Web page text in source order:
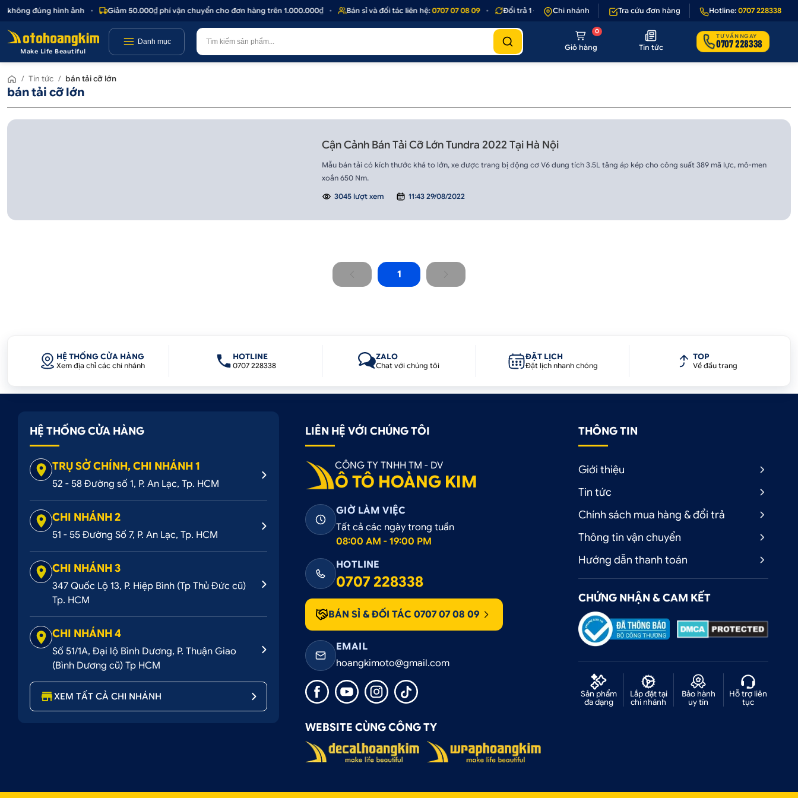
không đúng hình ảnh Giảm 50.000₫ phí vận chuyển cho đơn hàng trên 1.000.000₫ Bán sỉ và đối tác liên hệ:0707 07 08 09 Đổi trả 1 - 1 nếu sản phẩm lỗi hoặc không đúng hình ảnh • Giảm 50.000₫ phí
Chi nhánh Tra cứu đơn hàng Hotline: 0707 228338
Make Life Beautiful
Danh mục
Giỏ hàng
0
Tin tức
TƯ VẤN NGAY
0707 228338
/ Tin tức / bán tải cỡ lớn
bán tải cỡ lớn
Cận Cảnh Bán Tải Cỡ Lớn Tundra 2022 Tại Hà Nội
Mẫu bán tải có kích thước khá to lớn, xe được trang bị động cơ V6 dung tích 3.5L tăng áp kép cho công suất 389 mã lực, mô-men
xoắn 650 Nm.
3045 lượt xem 11:43 29/08/2022
1
HỆ THỐNG CỬA HÀNG
Xem địa chỉ các chi nhánh
HOTLINE
0707 228338
ZALO
Chat với chúng tôi
ĐẶT LỊCH
Đặt lịch nhanh chóng
TOP
Về đầu trang
HỆ THỐNG CỬA HÀNG
TRỤ SỞ CHÍNH, CHI NHÁNH 1
52 - 58 Đường số 1, P. An Lạc, Tp. HCM
CHI NHÁNH 2
51 - 55 Đường Số 7, P. An Lạc, Tp. HCM
CHI NHÁNH 3
347 Quốc Lộ 13, P. Hiệp Bình (Tp Thủ Đức cũ)
Tp. HCM
CHI NHÁNH 4
Số 51/1A, Đại lộ Bình Dương, P. Thuận Giao
(Bình Dương cũ) Tp HCM
XEM TẤT CẢ CHI NHÁNH
LIÊN HỆ VỚI CHÚNG TÔI
CÔNG TY TNHH TM - DV
Ô TÔ HOÀNG KIM
GIỜ LÀM VIỆC
Tất cả các ngày trong tuần
08:00 AM - 19:00 PM
HOTLINE
0707 228338
BÁN SỈ & ĐỐI TÁC 0707 07 08 09
EMAIL
hoangkimoto@gmail.com
WEBSITE CÙNG CÔNG TY
THÔNG TIN
Giới thiệu
Tin tức
Chính sách mua hàng & đổi trả
Thông tin vận chuyển
Hướng dẫn thanh toán
CHỨNG NHẬN & CAM KẾT
Sản phẩm
đa dạng
Lắp đặt tại
chi nhánh
Bảo hành
uy tín
Hỗ trợ liên
tục